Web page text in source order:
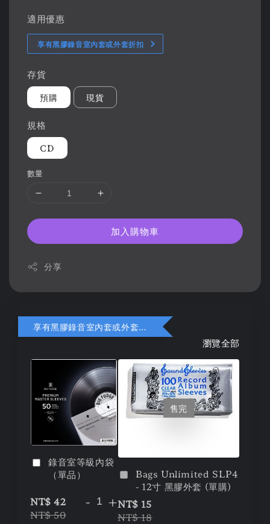
適用優惠
享有黑膠錄音室內套或外套折扣
存貨
預購 現貨
規格
CD
數量
加入購物車
分享
享有黑膠錄音室內套或外套折扣
瀏覽全部
錄音室等級內袋
（單品）
NT$ 42
NT$ 50
- +
售完
Bags Unlimited SLP4
- 12寸 黑膠外套 (單購)
NT$ 15
NT$ 18